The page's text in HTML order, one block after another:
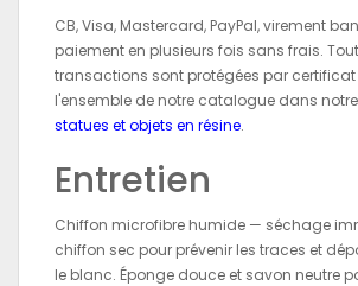
CB, Visa, Mastercard, PayPal, virement
paiement en plusieurs fois sans frais.
transactions sont protégées par certificat
l'ensemble de notre catalogue dans
statues et objets en résine.
Entretien
Chiffon microfibre humide — séchage
chiffon sec pour prévenir les traces et
le blanc. Éponge douce et savon neutre